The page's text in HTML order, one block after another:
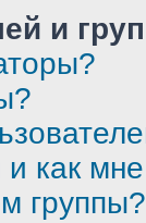
и
как
группы?